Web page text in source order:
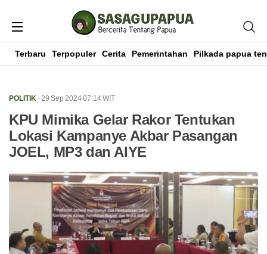
Terbaru Terpopuler Cerita Pemerintahan Pilkada papua
POLITIK · 29 Sep 202407:14WIT
KPU Mimika Gelar Rakor Tentukan
Lokasi Kampanye Akbar Pasangan
JOEL, MP3 dan AIYE